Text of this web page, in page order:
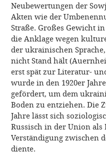
Neubewertungen der
Akten wie der
Straße. Großes Gewicht
die Anklage wegen
der ukrainischen
nicht Stand hält
erst spät zur Literatur-
wurde in den 1920er
gefördert, um dem
Boden zu entziehen. Die
Jahre lässt sich
Russisch in der Union als
Verständigung zwischen
diente.